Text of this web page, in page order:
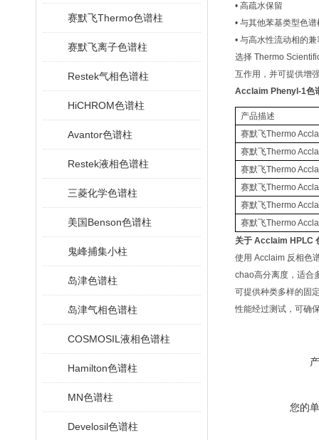
赛默飞Thermo色谱柱
赛默飞离子色谱柱
Restek气相色谱柱
HiCHROM色谱柱
Avantor色谱柱
Restek液相色谱柱
三菱化学色谱柱
美国Benson色谱柱
鬼峰捕集小柱
岛津色谱柱
岛津气相色谱柱
COSMOSIL液相色谱柱
Hamilton色谱柱
MN色谱柱
Develosil色谱柱
• 高疏水保留
• 与其他苯基类型色
• 与高水性流动相的兼
选择 Thermo
互作用，并可提供增
Acclaim Phenyl-1色
产品描述
赛默飞Thermo
赛默飞Thermo
赛默飞Thermo
赛默飞Thermo
赛默飞Thermo
赛默飞Thermo
关于 Acclaim HPLC
使用 Acclaim 反相色
chao高分离度，适合
可提供种类多样的固
性能经过测试，可确
您的